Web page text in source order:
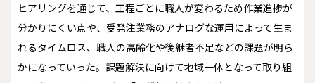
ヒアリングを通じて、工程ごとに職人が変わるため作業進捗が
分かりにくい点や、受発注業務のアナログな運用によって生ま
れるタイムロス、職人の高齢化や後継者不足などの課題が明ら
かになっていった。課題解決に向けて地域一体となって取り組